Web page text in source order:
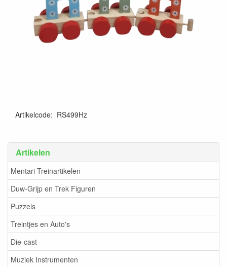
Artikelen
Mentari Treinartikelen
Duw-Grijp en Trek Figuren
Puzzels
Treintjes en Auto's
Die-cast
Muziek Instrumenten
Artikelcode: RS499Hz